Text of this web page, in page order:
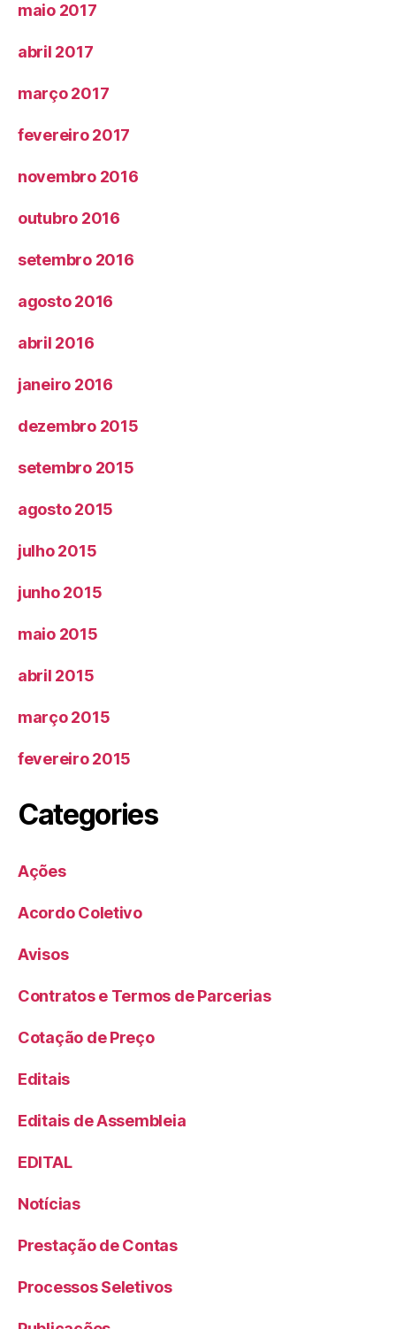
maio 2017
abril 2017
março 2017
fevereiro 2017
novembro 2016
outubro 2016
setembro 2016
agosto 2016
abril 2016
janeiro 2016
dezembro 2015
setembro 2015
agosto 2015
julho 2015
junho 2015
maio 2015
abril 2015
março 2015
fevereiro 2015
Categories
Ações
Acordo Coletivo
Avisos
Contratos e Termos de Parcerias
Cotação de Preço
Editais
Editais de Assembleia
EDITAL
Notícias
Prestação de Contas
Processos Seletivos